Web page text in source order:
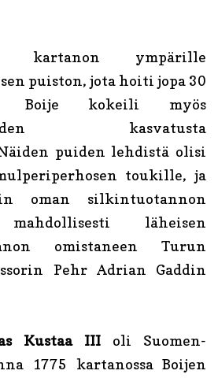
kartanon ympärille
puiston, jota hoiti jopa 30
Boije kokeili myös
kasvatusta
puiden lehdistä olisi
toukille, ja
oman silkintuotannon
mahdollisesti läheisen
omistaneen Turun
Pehr Adrian Gaddin
Kustaa III oli Suomen-
1775 kartanossa Boijen